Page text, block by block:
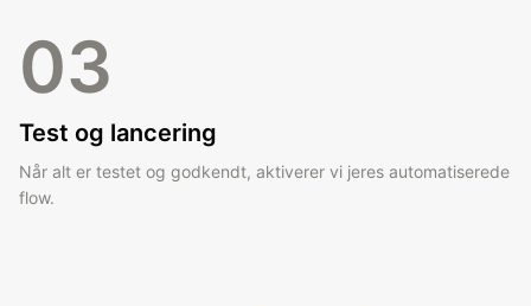
03
Test og lancering
Når alt er testet og godkendt, aktiverer vi jeres automatiserede
flow.